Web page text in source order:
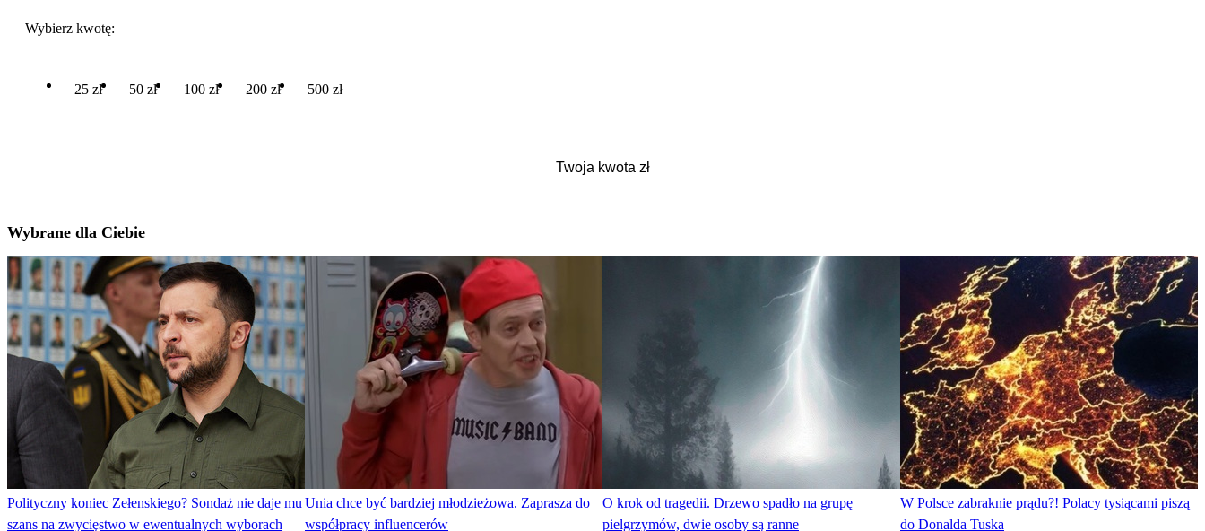
Wybierz kwotę:
25 zł 50 zł 100 zł 200 zł 500 zł
Wybrane dla Ciebie
Polityczny koniec Zełenskiego? Sondaż nie daje mu
szans na zwycięstwo w ewentualnych wyborach
Unia chce być bardziej młodzieżowa. Zaprasza do
współpracy influencerów
O krok od tragedii. Drzewo spadło na grupę
pielgrzymów, dwie osoby są ranne
W Polsce zabraknie prądu?! Polacy tysiącami piszą
do Donalda Tuska